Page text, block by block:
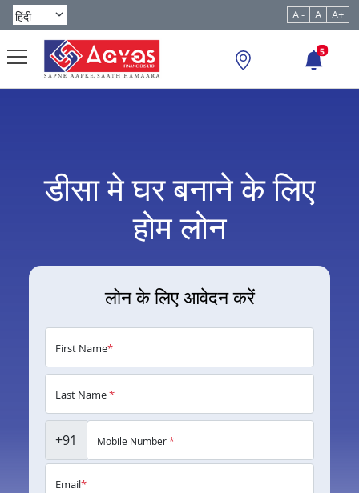
A - A A+
5
डीसा मे घर बनाने के लिए
होम लोन
लोन के लिए आवेदन करें
First Name*
Last Name*
+91 Mobile Number*
Email*